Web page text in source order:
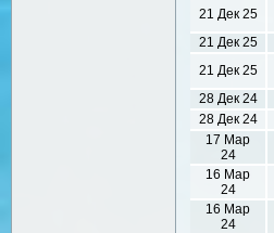
21 Дек 25
21 Дек 25
21 Дек 25
28 Дек 24
28 Дек 24
17 Мар
24
16 Мар
24
16 Мар
24